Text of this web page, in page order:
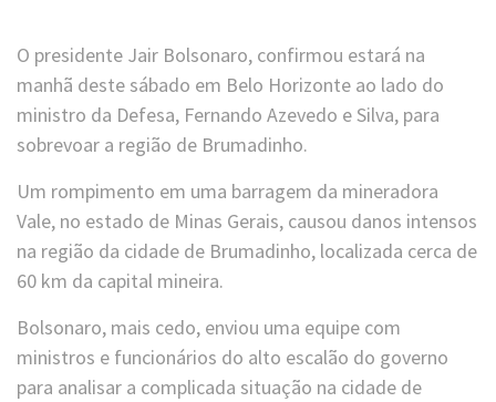
O presidente Jair Bolsonaro, confirmou estará na
manhã deste sábado em Belo Horizonte ao lado do
ministro da Defesa, Fernando Azevedo e Silva, para
sobrevoar a região de Brumadinho.
Um rompimento em uma barragem da mineradora
Vale, no estado de Minas Gerais, causou danos intensos
na região da cidade de Brumadinho, localizada cerca de
60 km da capital mineira.
Bolsonaro, mais cedo, enviou uma equipe com
ministros e funcionários do alto escalão do governo
para analisar a complicada situação na cidade de